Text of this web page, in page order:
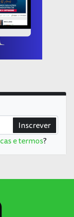
e termos?
Inscrever